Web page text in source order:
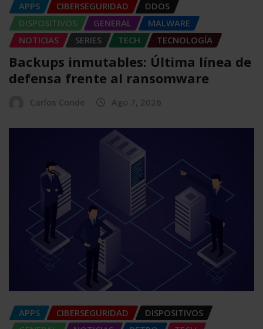
APPS CIBERSEGURIDAD
DDOS
DISPOSITIVOS
GENERAL
MALWARE
NOTICIAS
SERIES TECH TECNOLOGÍA
Backups inmutables: Última línea de
defensa frente al ransomware
Carlos Conde Ago 7, 2026
APPS CIBERSEGURIDAD
DISPOSITIVOS